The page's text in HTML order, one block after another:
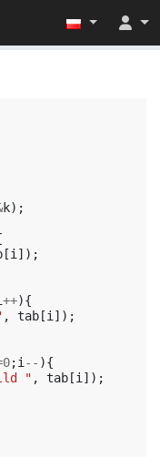
k);
[i ]);
++){
, tab [i ]);
0;i -- ){
" , tab [i ]);